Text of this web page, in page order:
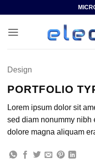
contenido
Design
PORTFOLIO
Lorem ipsum dolor sit
sed diam nonummy nibh
dolore magna aliquam